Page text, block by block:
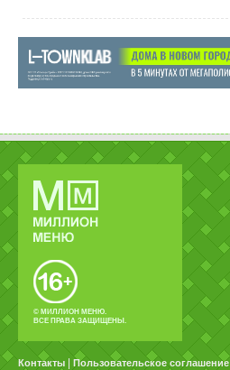
© МИЛЛИОН МЕНЮ.
ВСЕ ПРАВА ЗАЩИЩЕНЫ.
Контакты Пользовательское соглашение